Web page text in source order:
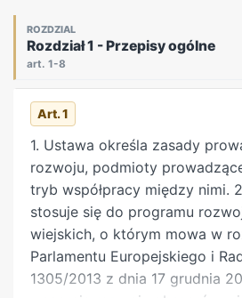
ROZDZIAL
Rozdział 1 - Przepisy ogólne
art. 1-8
Art. 1
1. Ustawa określa zasady
rozwoju, podmioty
tryb współpracy między nimi.
stosuje się do programu
wiejskich, o którym mowa w
Parlamentu Europejskiego i
1305/2013 z dnia 17 grudnia